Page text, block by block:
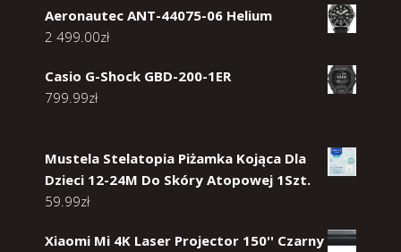
Aeronautec ANT-44075-06 Helium
2 499.00zł
Casio G-Shock GBD-200-1ER
799.99zł
Mustela Stelatopia Piżamka Kojąca Dla
Dzieci 12-24M Do Skóry Atopowej 1Szt.
59.99zł
Xiaomi Mi 4K Laser Projector 150'' Czarny